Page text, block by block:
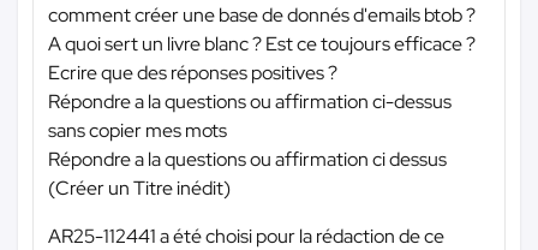
comment créer une base de donnés d'emails btob ?
A quoi sert un livre blanc ? Est ce toujours efficace ?
Ecrire que des réponses positives ?
Répondre a la questions ou affirmation ci-dessus
sans copier mes mots
Répondre a la questions ou affirmation ci dessus
(Créer un Titre inédit)
AR25-112441 a été choisi pour la rédaction de ce